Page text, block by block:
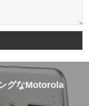
グなMotorola